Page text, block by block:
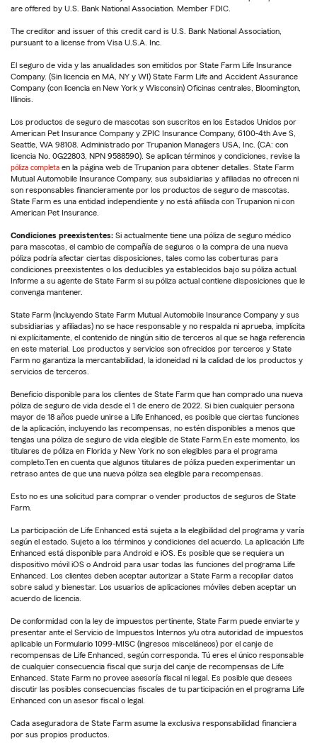
are offered by U.S. Bank National Association. Member FDIC.
The creditor and issuer of this credit card is U.S. Bank National Association,
pursuant to a license from Visa U.S.A. Inc.
El seguro de vida y las anualidades son emitidos por State Farm Life Insurance
Company. (Sin licencia en MA, NY y WI) State Farm Life and Accident Assurance
Company (con licencia en New York y Wisconsin) Oficinas centrales, Bloomington,
Illinois.
Los productos de seguro de mascotas son suscritos en los Estados Unidos por
American Pet Insurance Company y ZPIC Insurance Company, 6100-4th Ave S,
Seattle, WA 98108. Administrado por Trupanion Managers USA, Inc. (CA: con
licencia No. 0G22803, NPN 9588590). Se aplican términos y condiciones, revise la
póliza completa en la página web de Trupanion para obtener detalles. State Farm
Mutual Automobile Insurance Company, sus subsidiarias y afiliadas no ofrecen ni
son responsables financieramente por los productos de seguro de mascotas.
State Farm es una entidad independiente y no está afiliada con Trupanion ni con
American Pet Insurance.
Condiciones preexistentes: Si actualmente tiene una póliza de seguro médico
para mascotas, el cambio de compañía de seguros o la compra de una nueva
póliza podría afectar ciertas disposiciones, tales como las coberturas para
condiciones preexistentes o los deducibles ya establecidos bajo su póliza actual.
Informe a su agente de State Farm si su póliza actual contiene disposiciones que le
convenga mantener.
State Farm (incluyendo State Farm Mutual Automobile Insurance Company y sus
subsidiarias y afiliadas) no se hace responsable y no respalda ni aprueba, implícita
ni explícitamente, el contenido de ningún sitio de terceros al que se haga referencia
en este material. Los productos y servicios son ofrecidos por terceros y State
Farm no garantiza la mercantabilidad, la idoneidad ni la calidad de los productos y
servicios de terceros.
Beneficio disponible para los clientes de State Farm que han comprado una nueva
póliza de seguro de vida desde el 1 de enero de 2022. Si bien cualquier persona
mayor de 18 años puede unirse a Life Enhanced, es posible que ciertas funciones
de la aplicación, incluyendo las recompensas, no estén disponibles a menos que
tengas una póliza de seguro de vida elegible de State Farm.En este momento, los
titulares de póliza en Florida y New York no son elegibles para el programa
completo.Ten en cuenta que algunos titulares de póliza pueden experimentar un
retraso antes de que una nueva póliza sea elegible para recompensas.
Esto no es una solicitud para comprar o vender productos de seguros de State
Farm.
La participación de Life Enhanced está sujeta a la elegibilidad del programa y varía
según el estado. Sujeto a los términos y condiciones del acuerdo. La aplicación Life
Enhanced está disponible para Android e iOS. Es posible que se requiera un
dispositivo móvil iOS o Android para usar todas las funciones del programa Life
Enhanced. Los clientes deben aceptar autorizar a State Farm a recopilar datos
sobre salud y bienestar. Los usuarios de aplicaciones móviles deben aceptar un
acuerdo de licencia.
De conformidad con la ley de impuestos pertinente, State Farm puede enviarte y
presentar ante el Servicio de Impuestos Internos y/u otra autoridad de impuestos
aplicable un Formulario 1099-MISC (ingresos misceláneos) por el canje de
recompensas de Life Enhanced, según corresponda. Tú eres el único responsable
de cualquier consecuencia fiscal que surja del canje de recompensas de Life
Enhanced. State Farm no provee asesoría fiscal ni legal. Es posible que desees
discutir las posibles consecuencias fiscales de tu participación en el programa Life
Enhanced con un asesor fiscal o legal.
Cada aseguradora de State Farm asume la exclusiva responsabilidad financiera
por sus propios productos.